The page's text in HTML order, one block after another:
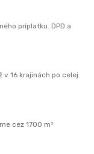
príplatku. DPD a
v 16 krajinách po celej
cez 1700 m²